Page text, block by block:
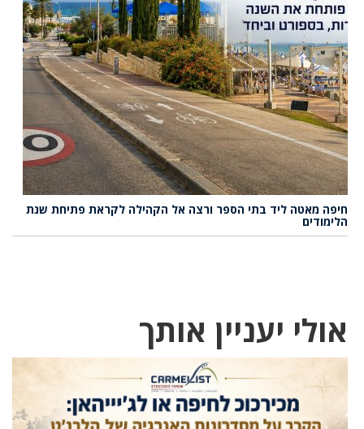
חיפה מאטה ליד בתי הספר ורצה אל הקהילה לקראת פתיחת שנת
הלימודים
אולי יעניין אותך